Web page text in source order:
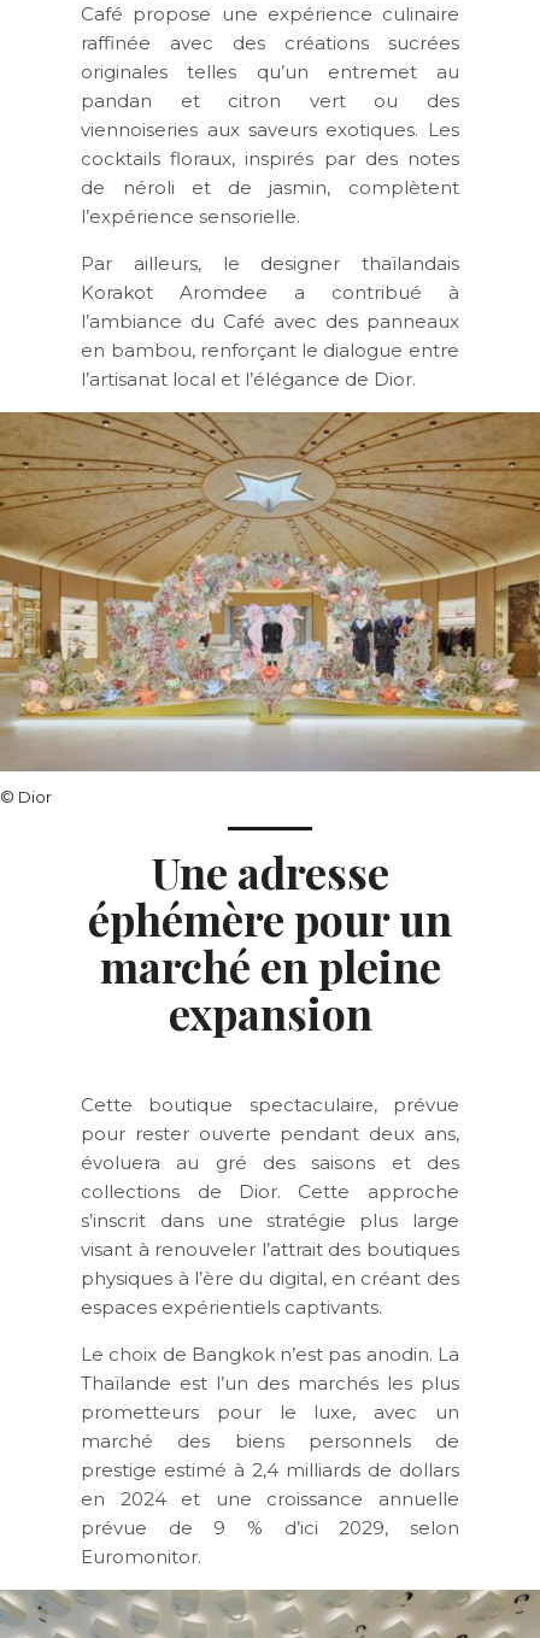
Café propose une expérience culinaire
raffinée avec des créations sucrées
originales telles qu’un entremet au
pandan et citron vert ou des
viennoiseries aux saveurs exotiques. Les
cocktails floraux, inspirés par des notes
de néroli et de jasmin, complètent
l’expérience sensorielle.
Par ailleurs, le designer thaïlandais
Korakot Aromdee a contribué à
l’ambiance du Café avec des panneaux
en bambou, renforçant le dialogue entre
l’artisanat local et l’élégance de Dior.
© Dior
Une adresse
éphémère pour un
marché en pleine
expansion
Cette boutique spectaculaire, prévue
pour rester ouverte pendant deux ans,
évoluera au gré des saisons et des
collections de Dior. Cette approche
s’inscrit dans une stratégie plus large
visant à renouveler l’attrait des boutiques
physiques à l’ère du digital, en créant des
espaces expérientiels captivants.
Le choix de Bangkok n’est pas anodin. La
Thaïlande est l’un des marchés les plus
prometteurs pour le luxe, avec un
marché des biens personnels de
prestige estimé à 2,4 milliards de dollars
en 2024 et une croissance annuelle
prévue de 9 % d’ici 2029, selon
Euromonitor.